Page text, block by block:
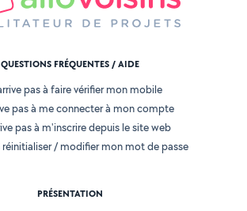
QUESTIONS FRÉQUENTES / AIDE
pas à faire vérifier mon mobile
pas à me connecter à mon compte
pas à m'inscrire depuis le site web
/ modifier mon mot de passe
PRÉSENTATION